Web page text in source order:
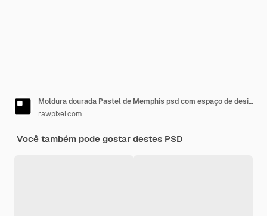
Moldura dourada Pastel de Memphis psd com espaço de design
rawpixel.com
Você também pode gostar destes PSD